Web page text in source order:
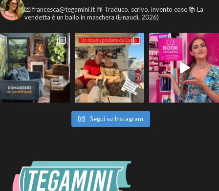
💌 francesca@tegamini.it 📕 Traduco, scrivo, invento cose📚 La
vendetta è un ballo in maschera (Einaudi, 2026)
Segui su Instagram